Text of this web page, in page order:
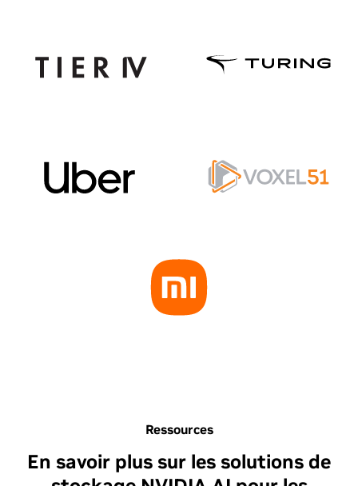
Ressources
En savoir plus sur les solutions de